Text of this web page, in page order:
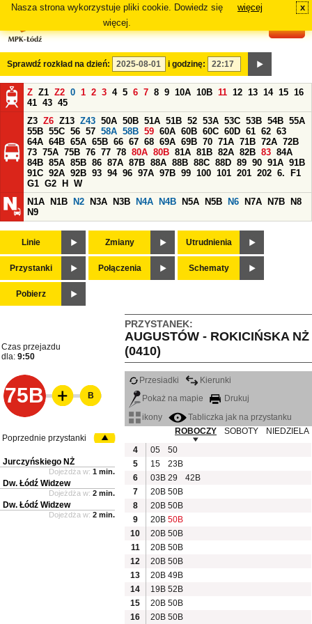
Nasza strona wykorzystuje pliki cookie. Dowiedz się
więcej.
więcej x
Sprawdź rozkład na dzień: i godzinę:
Z Z1 Z2 0 1 2 3 4 5 6 7 8 9 10A 10B 11 12 13 14 15 16
41 43 45
Z3 Z6 Z13 Z43 50A 50B 51A 51B 52 53A 53C 53B 54B 55A
55B 55C 56 57 58A 58B 59 60A 60B 60C 60D 61 62 63
64A 64B 65A 65B 66 67 68 69A 69B 70 71A 71B 72A 72B
73 75A 75B 76 77 78 80A 80B 81A 81B 82A 82B 83 84A
84B 85A 85B 86 87A 87B 88A 88B 88C 88D 89 90 91A 91B
91C 92A 92B 93 94 96 97A 97B 99 100 101 201 202 6.
F1
G1 G2 H
W
N1A
N1B N2 N3A N3B N4A N4B N5A N5B N6 N7A N7B
N8
N9
Linie Zmiany Utrudnienia
Przystanki Połączenia Schematy
Pobierz
PRZYSTANEK:
AUGUSTÓW - ROKICIŃSKA NŻ
(0410)
Czas przejazdu
dla: 9:50
75B
Przesiadki
Kierunki
Pokaż na mapie
Drukuj
ikony
Tabliczka jak na przystanku
ROBOCZY
SOBOTY
NIEDZIELA
4
05
50
5
15
23B
6
03B 29
42B
7
20B 50B
8
20B 50B
9
20B 50B
10
20B 50B
11
20B 50B
12
20B 50B
13
20B 49B
14
19B 52B
15
20B 50B
16
20B 50B
B
Poprzednie przystanki
Jurczyńskiego NŻ
Dojeżdża w: 1 min.
Dw. Łódź Widzew
Dojeżdża w: 2 min.
Dw. Łódź Widzew
Dojeżdża w: 2 min.